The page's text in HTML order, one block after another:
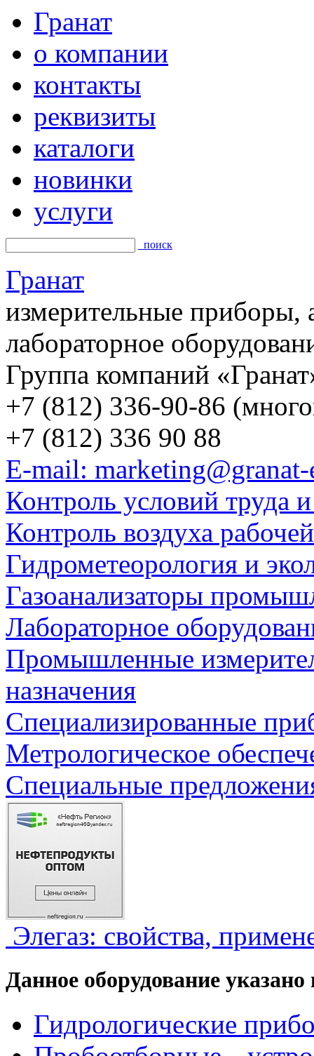
Гранат
о компании
контакты
реквизиты
каталоги
новинки
услуги
поиск
Гранат
измерительные приборы,
лабораторное
Группа компаний
+7 (812) 336-90-86
+7 (812) 336 90 88
E-mail:
Контроль условий труда
Контроль воздуха
Гидрометеорология и
Газоанализаторы
Лабораторное
Промышленные
назначения
Специализированные
Метрологическое
Специальные
Элегаз: свойства,
Данное оборудование
Гидрологические